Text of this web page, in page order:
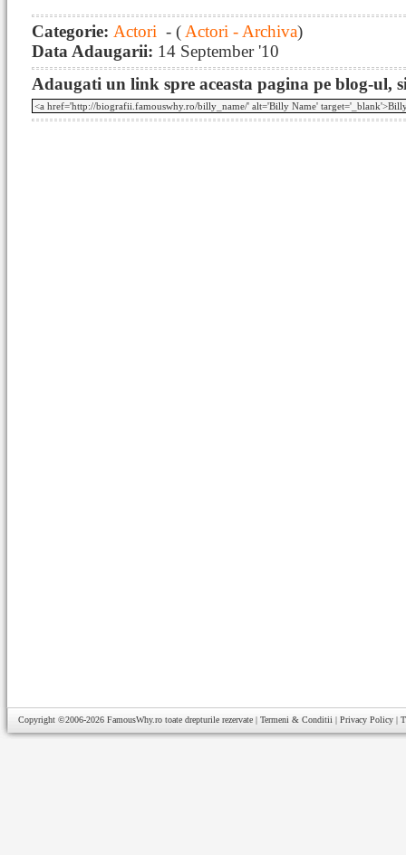
Categorie: Actori - ( Actori - Archiva)
Data Adaugarii: 14 September '10
Adaugati un link spre aceasta pagina pe blog-ul,
Copyright ©2006-2026 FamousWhy.ro toate drepturile rezervate | Termeni & Conditii | Privacy Policy |